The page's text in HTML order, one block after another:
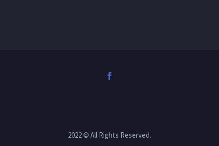
2022 © All Rights Reserved.